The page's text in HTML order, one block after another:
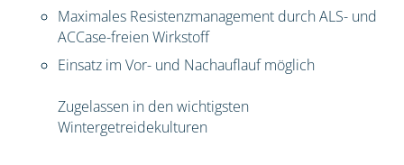
Maximales Resistenzmanagement durch ALS- und
ACCase-freien Wirkstoff
Einsatz im Vor- und Nachauflauf möglich
Zugelassen in den wichtigsten
Wintergetreidekulturen